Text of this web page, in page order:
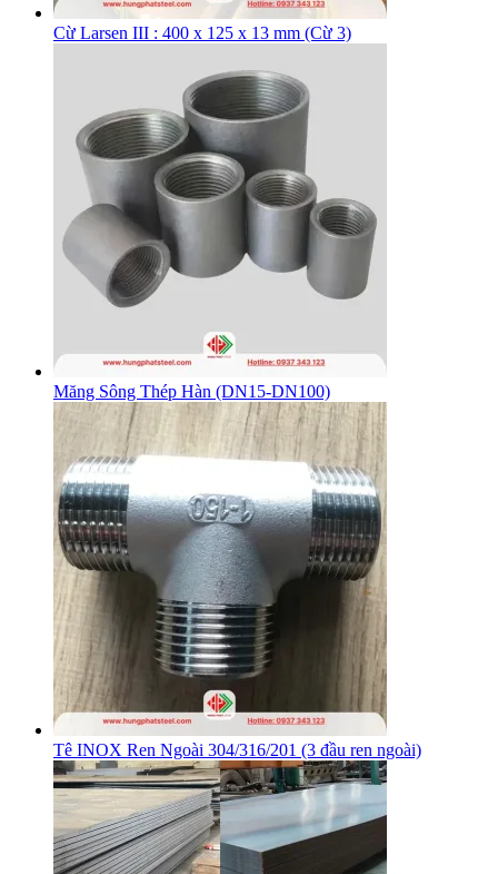
Cừ Larsen III : 400 x 125 x 13 mm (Cừ 3)
Măng Sông Thép Hàn (DN15-DN100)
Tê INOX Ren Ngoài 304/316/201 (3 đầu ren ngoài)